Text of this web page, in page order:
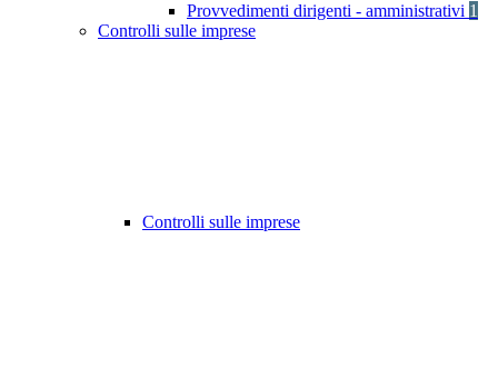
Provvedimenti dirigenti - amministrativi 1
Controlli sulle imprese
Controlli sulle imprese